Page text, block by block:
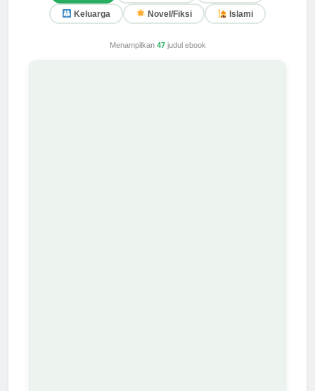
Keluarga Novel/Fiksi Islami
Menampilkan 47judul ebook